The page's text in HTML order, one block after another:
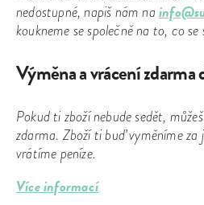
nedostupné, napiš nám na
koukneme se společně na to, co
Výměna a vrácení
Pokud ti zboží nebude sedět,
zdarma. Zboží ti buď vyměníme
vrátíme peníze.
Více informací